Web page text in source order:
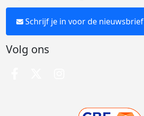
Schrijf je in voor de nieuwsbrief
Volg ons